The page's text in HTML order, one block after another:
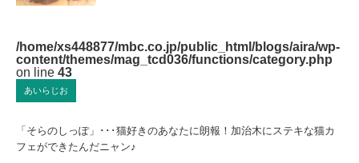
/home/xs448877/mbc.co.jp/public_html/blogs/aira/wp-
content/themes/mag_tcd036/functions/category.php
on line 43
あいらじお
「そらのしっぽ」･･･猫好きのあなたに朗報！加治木にステキな猫カ
フェができたんだニャン♪